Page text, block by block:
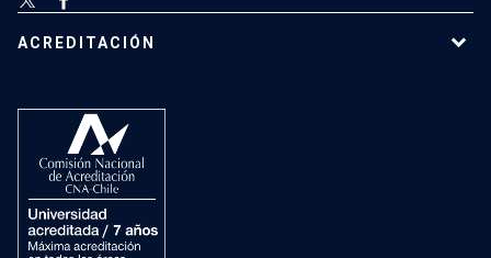
ACREDITACIÓN